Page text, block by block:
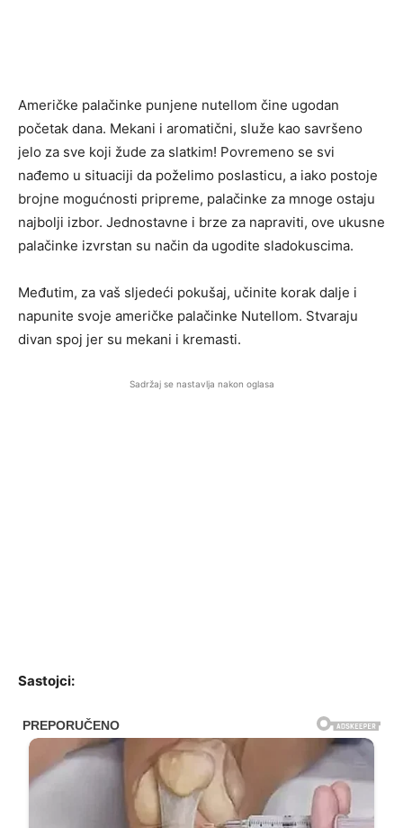
Američke palačinke punjene nutellom čine ugodan
početak dana. Mekani i aromatični, služe kao savršeno
jelo za sve koji žude za slatkim! Povremeno se svi
nađemo u situaciji da poželimo poslasticu, a iako postoje
brojne mogućnosti pripreme, palačinke za mnoge ostaju
najbolji izbor. Jednostavne i brze za napraviti, ove ukusne
palačinke izvrstan su način da ugodite sladokuscima.
Međutim, za vaš sljedeći pokušaj, učinite korak dalje i
napunite svoje američke palačinke Nutellom. Stvaraju
divan spoj jer su mekani i kremasti.
Sadržaj se nastavlja nakon oglasa
Sastojci: